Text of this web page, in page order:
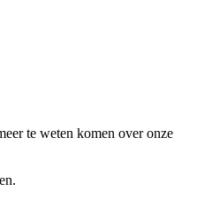
te weten komen over onze